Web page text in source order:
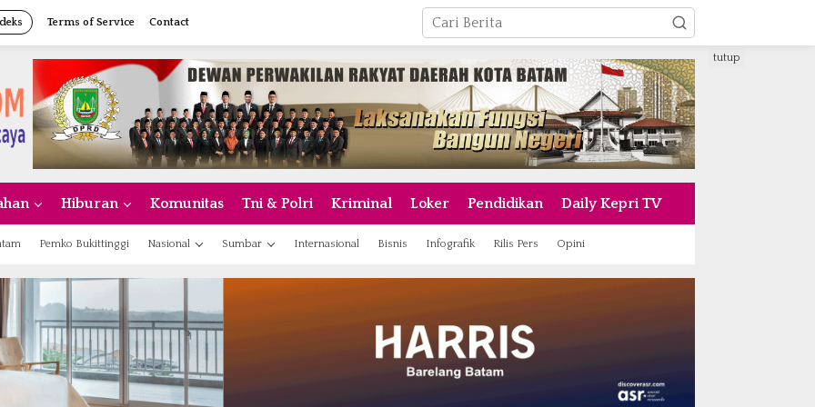
Terms of Service Contact
Hiburan Komunitas Tni & Polri Kriminal Loker Pendidikan Daily Kepri TV
Pemko Bukittinggi Nasional Sumbar Internasional Bisnis Infografik Rilis Pers Opini
tutup